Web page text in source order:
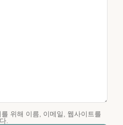
위해 이름, 이메일, 웹사이트를
.